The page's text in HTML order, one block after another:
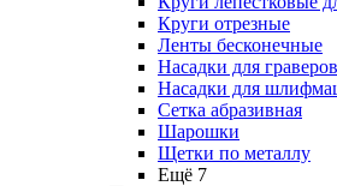
Круги отрезные
Ленты бесконечные
Насадки для граверов
Насадки для
Сетка абразивная
Шарошки
Щетки по металлу
Ещё 7